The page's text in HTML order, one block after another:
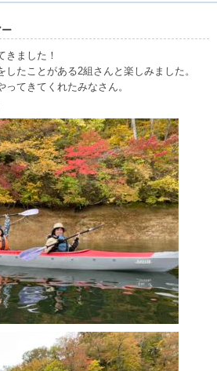
きました！
たことがある2組さんと楽しみました。
てきてくれたみなさん。